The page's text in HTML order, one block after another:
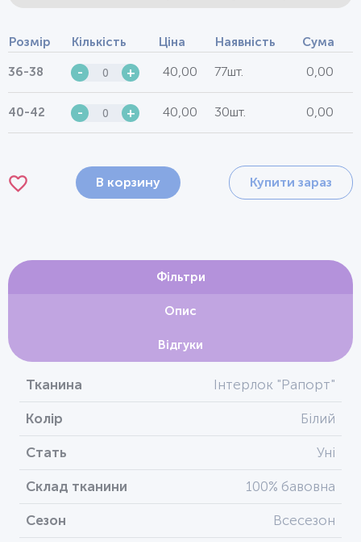
Розмір Кількість Ціна Наявність Сума
36-38 - + 40,00 77шт. 0,00
40-42 - + 40,00 30шт. 0,00
В корзину Купити зараз
Фільтри
Опис
Відгуки
Тканина Інтерлок "Рапорт"
Колір Білий
Стать Уні
Склад тканини 100% бавовна
Сезон Всесезон